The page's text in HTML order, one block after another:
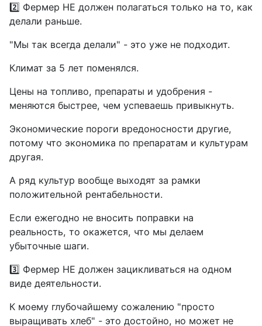
2️⃣ Фермер НЕ должен полагаться только на то, как
делали раньше.
"Мы так всегда делали" - это уже не подходит.
Климат за 5 лет поменялся.
Цены на топливо, препараты и удобрения -
меняются быстрее, чем успеваешь привыкнуть.
Экономические пороги вредоносности другие,
потому что экономика по препаратам и культурам
другая.
А ряд культур вообще выходят за рамки
положительной рентабельности.
Если ежегодно не вносить поправки на
реальность, то окажется, что мы делаем
убыточные шаги.
3️⃣ Фермер НЕ должен зацикливаться на одном
виде деятельности.
К моему глубочайшему сожалению "просто
выращивать хлеб" - это достойно, но может не